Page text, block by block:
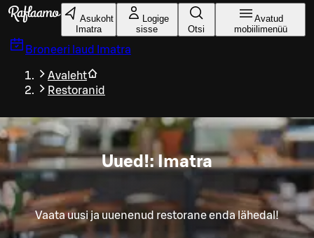
Liigu peamise sisu juurde
Asukoht
Imatra
Logige
sisse
Otsi
Avatud
mobiilimenüü
Broneeri laud Imatra
Avaleht
Restoranid
Uued!: Imatra
Vaata uusi ja uuenenud restorane enda lähedal!